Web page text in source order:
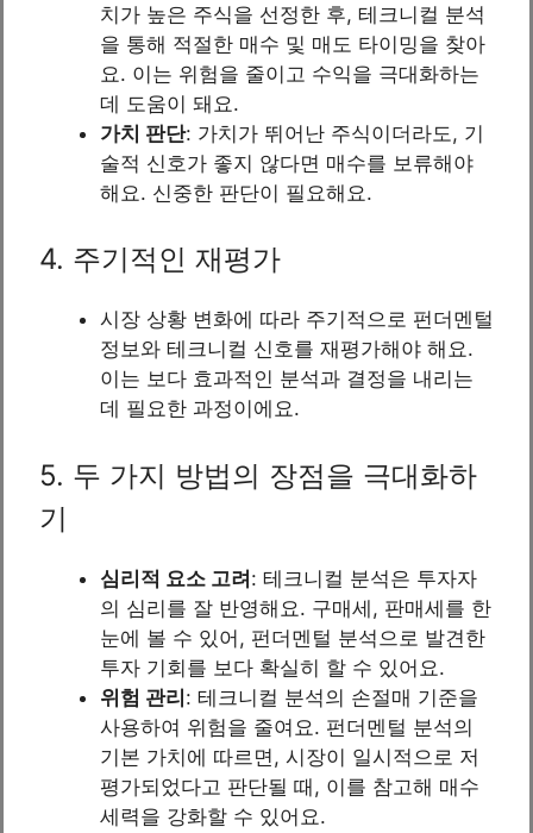
치가 높은 주식을 선정한 후, 테크니컬 분석
을 통해 적절한 매수 및 매도 타이밍을 찾아
요. 이는 위험을 줄이고 수익을 극대화하는
데 도움이 돼요.
가치 판단: 가치가 뛰어난 주식이더라도, 기
술적 신호가 좋지 않다면 매수를 보류해야
해요. 신중한 판단이 필요해요.
4. 주기적인 재평가
시장 상황 변화에 따라 주기적으로 펀더멘털
정보와 테크니컬 신호를 재평가해야 해요.
이는 보다 효과적인 분석과 결정을 내리는
데 필요한 과정이에요.
5. 두 가지 방법의 장점을 극대화하
기
심리적 요소 고려: 테크니컬 분석은 투자자
의 심리를 잘 반영해요. 구매세, 판매세를 한
눈에 볼 수 있어, 펀더멘털 분석으로 발견한
투자 기회를 보다 확실히 할 수 있어요.
위험 관리: 테크니컬 분석의 손절매 기준을
사용하여 위험을 줄여요. 펀더멘털 분석의
기본 가치에 따르면, 시장이 일시적으로 저
평가되었다고 판단될 때, 이를 참고해 매수
세력을 강화할 수 있어요.